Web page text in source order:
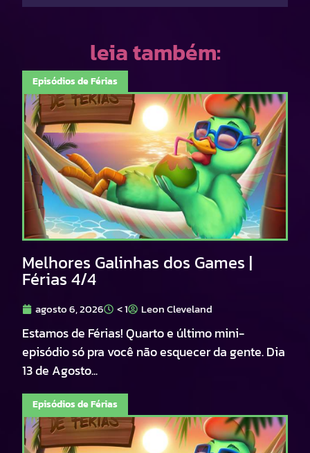
leia também:
Episódios de Férias
Melhores Galinhas dos Games |
Férias 4/4
agosto 6, 2026 < 1 Leon Cleveland
Estamos de Férias! Quarto e último mini-
episódio só pra você não esquecer da gente. Dia
13 de Agosto...
Episódios de Férias